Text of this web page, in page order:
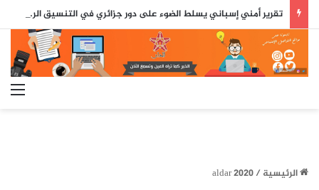
تقرير أمني إسباني يسلط الضوء على دور جزائري في التنسيق الرقمي لأحداث سبتة..
الرئيسية/
2020 aldar